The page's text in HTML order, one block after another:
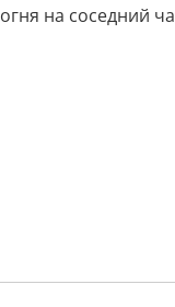
на соседний